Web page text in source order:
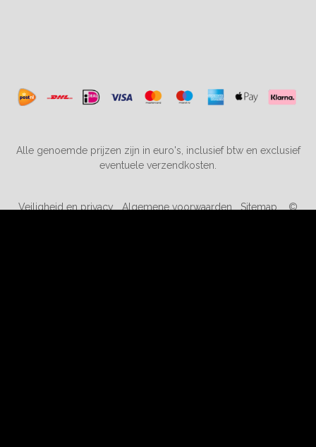
Alle genoemde prijzen zijn in euro's, inclusief btw en exclusief
eventuele verzendkosten.
Veiligheid en privacy Algemene voorwaarden Sitemap ©